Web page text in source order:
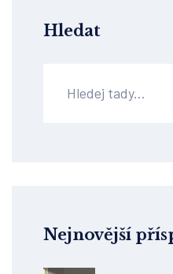
Hledat
Nejnovější